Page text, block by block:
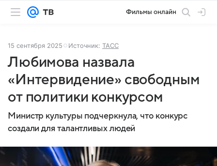
Фильмы онлайн
15 сентября 2025 Источник: ТАСС
Любимова назвала
«Интервидение» свободным
от политики конкурсом
Министр культуры подчеркнула, что конкурс
создали для талантливых людей